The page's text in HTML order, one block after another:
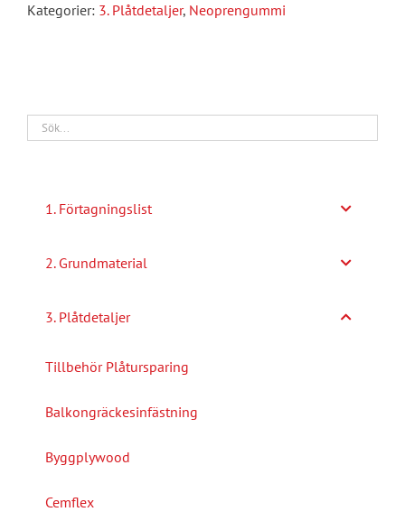
mängd
Kategorier: 3. Plåtdetaljer, Neoprengummi
1. Förtagningslist
2. Grundmaterial
3. Plåtdetaljer
Tillbehör Plåtursparing
Balkongräckesinfästning
Byggplywood
Cemflex